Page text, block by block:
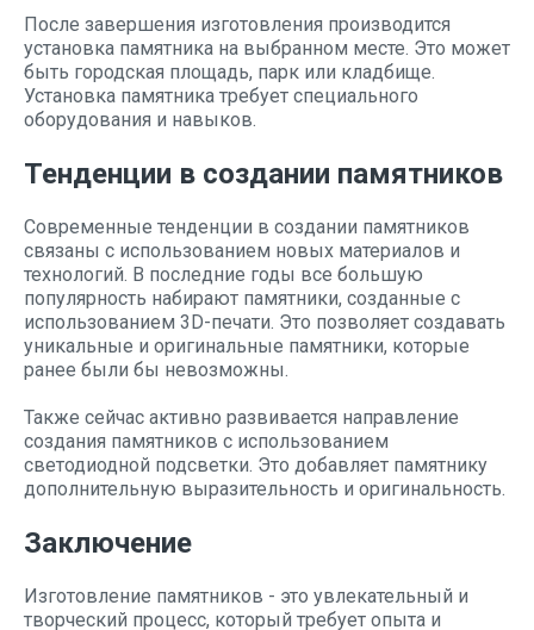
После завершения изготовления производится
установка памятника на выбранном месте. Это может
быть городская площадь, парк или кладбище.
Установка памятника требует специального
оборудования и навыков.
Тенденции в создании памятников
Современные тенденции в создании памятников
связаны с использованием новых материалов и
технологий. В последние годы все большую
популярность набирают памятники, созданные с
использованием 3D-печати. Это позволяет создавать
уникальные и оригинальные памятники, которые
ранее были бы невозможны.
Также сейчас активно развивается направление
создания памятников с использованием
светодиодной подсветки. Это добавляет памятнику
дополнительную выразительность и оригинальность.
Заключение
Изготовление памятников - это увлекательный и
творческий процесс, который требует опыта и